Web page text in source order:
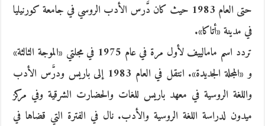
حتى العام 1983 حيث كان دَّرس الأدب الروسي في جامعة كورنيليا
في مدينة «أتاكا».
تردد اسم مامالييف لأول مرة في عام 1975 في مجلتي «الموجة الثالثة»
و «المجلة الجديدة». انتقل في العام 1983 إلى باريس ودرَّس الأدب
واللغة الروسية في معهد باريس للغات والحضارت الشرقية وفي مركز
ميدون لدراسة اللغة الروسية والأدب. نال في الفترة التي قضاها في